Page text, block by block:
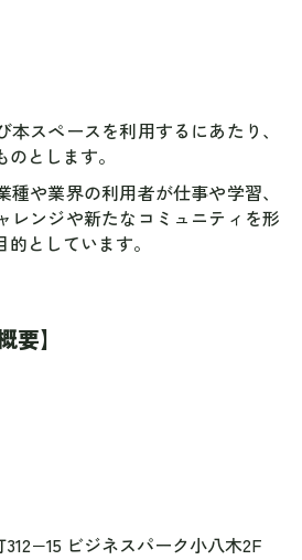
スペースを利用するにあたり、
とします。
種や業界の利用者が仕事や学習、
レンジや新たなコミュニティを形
としています。
】
ビジネスパーク小八木2F